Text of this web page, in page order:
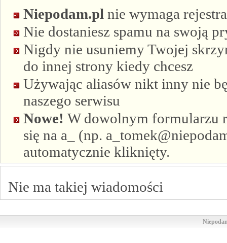
Niepodam.pl nie wymaga
Nie dostaniesz spamu na swoją
Nigdy nie usuniemy Twojej
do innej strony kiedy chcesz
Używając aliasów nikt inny nie
naszego serwisu
Nowe! W dowolnym formularzu
się na a_ (np.
automatycznie kliknięty.
Nie ma takiej wiadomości